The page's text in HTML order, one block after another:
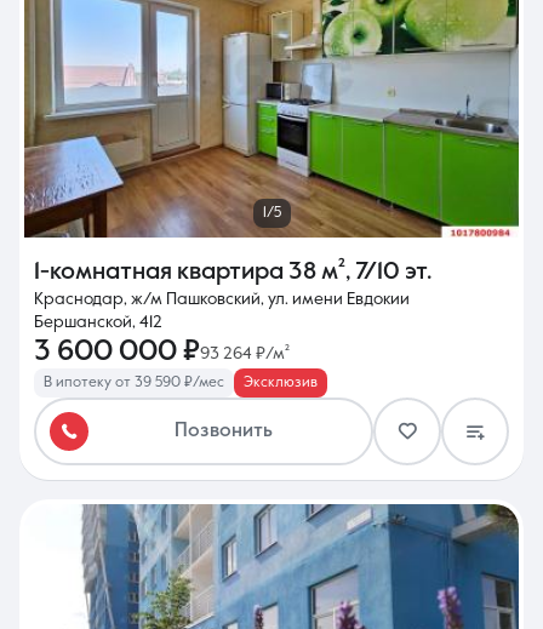
8 (861) 297-00-00
Ежедневно с 08:30 до 20:00
1/5
1-комнатная квартира 38 м², 7/10 эт.
Краснодар, ж/м Пашковский, ул. имени Евдокии
Бершанской, 412
3 600 000 ₽93 264 ₽/м²
В ипотеку от 39 590 ₽/мес Эксклюзив
Позвонить